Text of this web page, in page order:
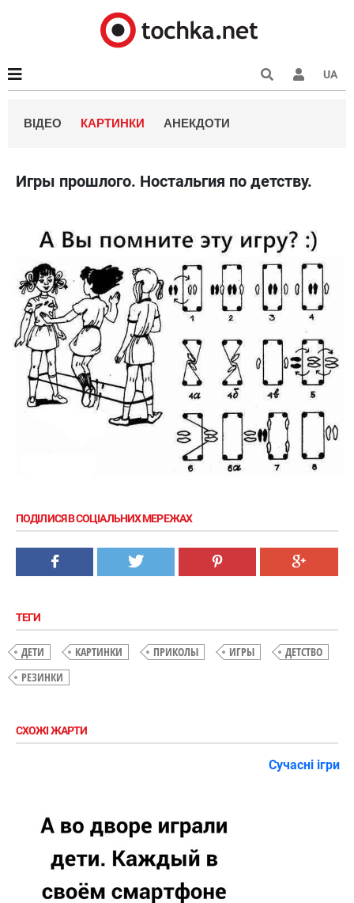
UA
ВІДЕО КАРТИНКИ АНЕКДОТИ
Игры прошлого. Ностальгия по детству.
ПОДІЛИСЯ В СОЦІАЛЬНИХ МЕРЕЖАХ
ТЕГИ
ДЕТИ КАРТИНКИ ПРИКОЛЫ ИГРЫ
ДЕТСТВО
РЕЗИНКИ
СХОЖІ ЖАРТИ
Сучасні ігри